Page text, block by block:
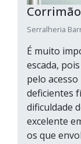
Serralheria
É muito
escada,
pelo
deficientes
dificuldade
excelente
os que